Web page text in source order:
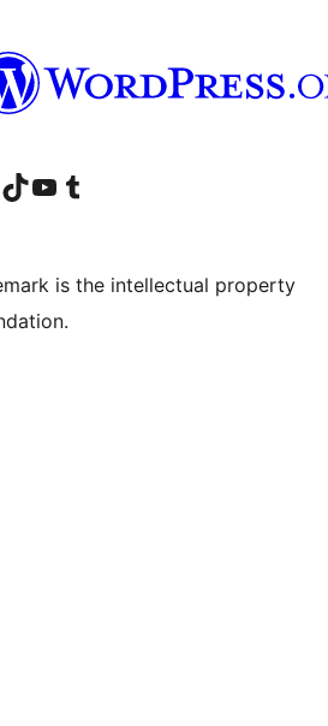
Facebooku
účet Instagram
náš účet LinkedIn
Navštívte náš účet na platforme TikTok
Navštívte náš kanál YouTube
Navštívte náš účet na platforme Tumblr
is the intellectual property